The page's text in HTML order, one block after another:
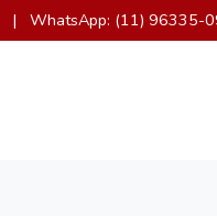
| WhatsApp: (11) 96335-